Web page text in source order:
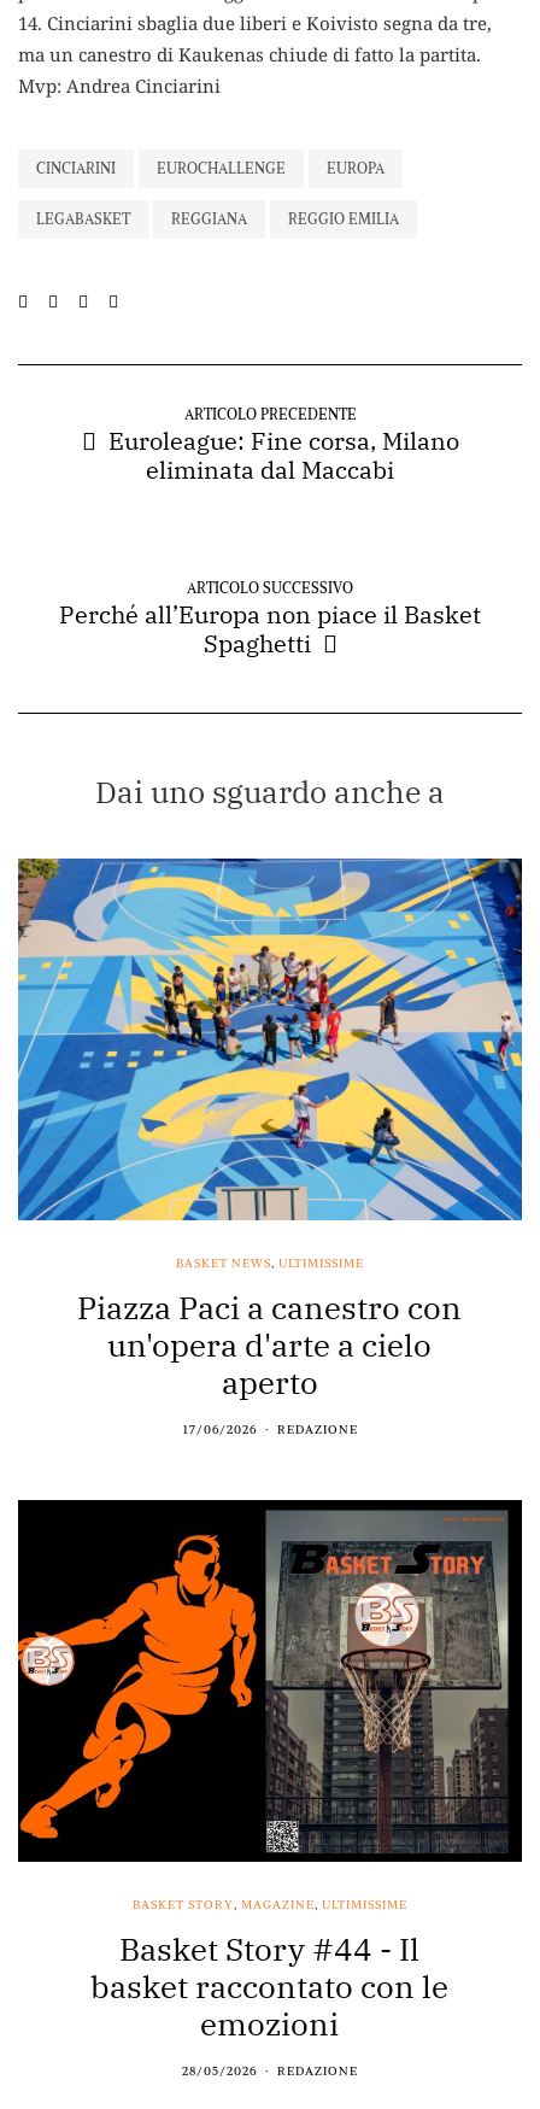
14. Cinciarini sbaglia due liberi e Koivisto segna da tre,
ma un canestro di Kaukenas chiude di fatto la partita.
Mvp: Andrea Cinciarini
CINCIARINI EUROCHALLENGE EUROPA
LEGABASKET REGGIANA REGGIO EMILIA
ARTICOLO PRECEDENTE
Euroleague: Fine corsa, Milano
eliminata dal Maccabi
ARTICOLO SUCCESSIVO
Perché all’Europa non piace il Basket
Spaghetti
Dai uno sguardo anche a
BASKET NEWS, ULTIMISSIME
Piazza Paci a canestro con
un'opera d'arte a cielo
aperto
17/06/2026 REDAZIONE
BASKET STORY, MAGAZINE, ULTIMISSIME
Basket Story #44 - Il
basket raccontato con le
emozioni
28/05/2026 REDAZIONE